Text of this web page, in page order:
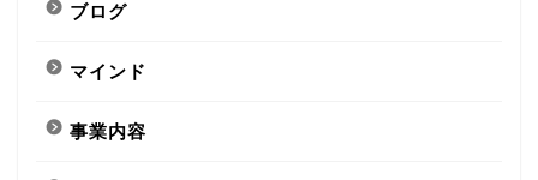
ブログ
マインド
事業内容